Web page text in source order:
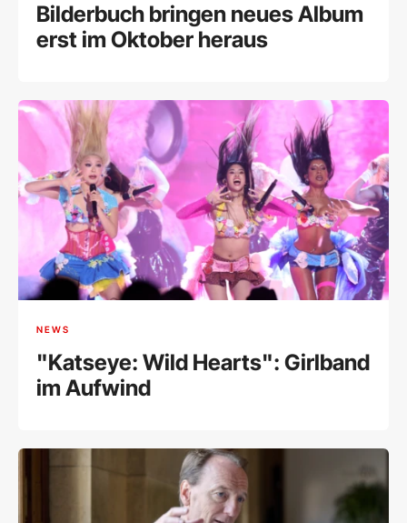
Bilderbuch bringen neues Album
erst im Oktober heraus
NEWS
"Katseye: Wild Hearts": Girlband
im Aufwind